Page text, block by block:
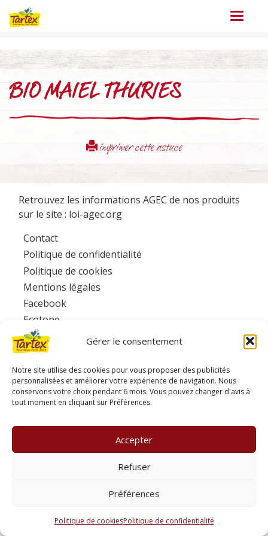
Gérer le consentement
Notre site utilise des cookies pour vous proposer des publicités
personnalisées et améliorer votre expérience de navigation. Nous
conservons votre choix pendant 6 mois. Vous pouvez changer d'avis à
tout moment en cliquant sur Préférences.
Accepter
Refuser
Préférences
Politique de cookiesPolitique de confidentialité
Menu
BIO MAIEL THURIES
imprimer cette astuce
Retrouvez les informations AGEC de nos produits
sur le site : loi-agec.org
Contact
Politique de confidentialité
Politique de cookies
Mentions légales
Facebook
Ecotone
www.consignesdetri.fr